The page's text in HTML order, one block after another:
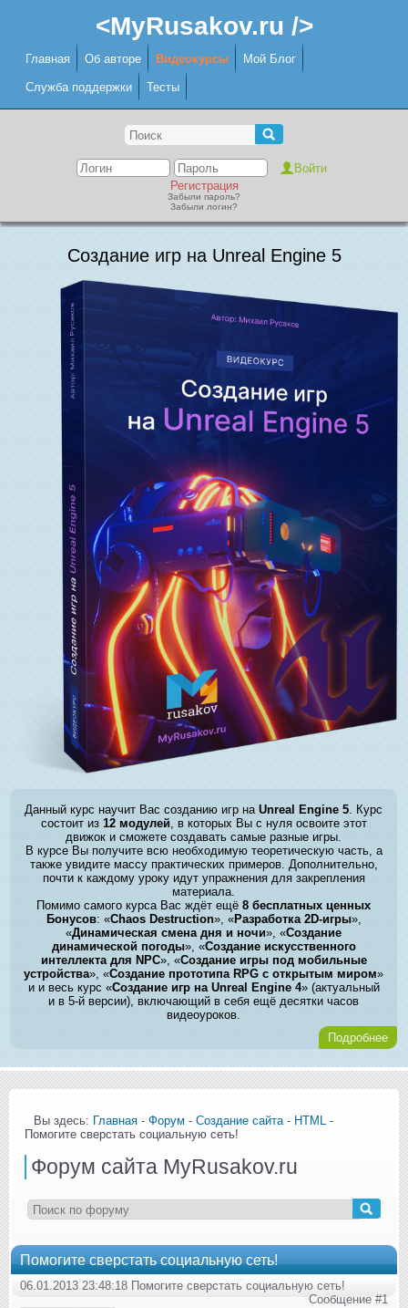
<MyRusakov.ru />
Главная Об авторе Видеокурсы Мой Блог
Служба поддержки Тесты
Регистрация
Забыли пароль?
Забыли логин?
Создание игр на Unreal Engine 5
Данный курс научит Вас созданию игр наUnreal Engine 5 . Курс
состоит из 12 модулей, в которых Вы с нуля освоите этот
движок и сможете создавать самые разные игры.
В курсе Вы получите всю необходимую теоретическую часть, а
также увидите массу практических примеров. Дополнительно,
почти к каждому уроку идут упражнения для закрепления
материала.
Помимо самого курса Вас ждёт ещё8 бесплатных ценных
Бонусов: «Chaos Destruction», «Разработка 2D-игры»,
«Динамическая смена дня и ночи», «Создание
динамической погоды», «Создание искусственного
интеллекта для NPC», «Создание игры под мобильные
устройства», «Создание прототипа RPG с открытым миром»
и и весь курс «Создание игр на Unreal Engine 4» (актуальный
и в 5-й версии), включающий в себя ещё десятки часов
видеоуроков.
Подробнее
Вы здесь: Главная - Форум - Создание сайта - HTML -
Помогите сверстать социальную сеть!
Форум сайта MyRusakov.ru
Помогите сверстать социальную сеть!
06.01.2013 23:48:18 Помогите сверстать социальную сеть!
Сообщение #1